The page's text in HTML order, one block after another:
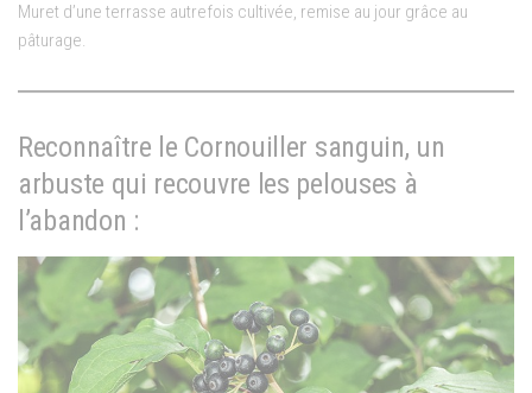
Muret d’une terrasse autrefois cultivée, remise au jour grâce au
pâturage.
Reconnaître le Cornouiller sanguin, un
arbuste qui recouvre les pelouses à
l’abandon :